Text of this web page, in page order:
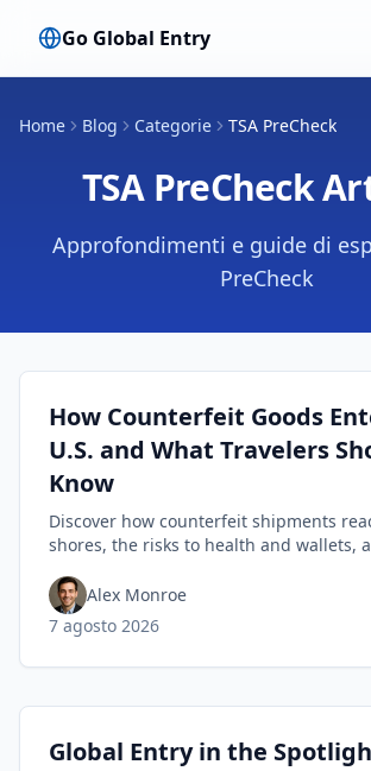
Go Global Entry
Home Blog Categorie TSA PreCheck
TSA PreCheck
Approfondimenti e guide di
PreCheck
How Counterfeit Goods
U.S. and What Travelers
Know
Discover how counterfeit shipments
shores, the risks to health and wallets,
Alex Monroe
7 agosto 2026
Global Entry in the